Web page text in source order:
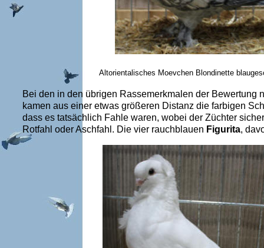
Altorientalisches Moevchen Blondinette
Bei den in den übrigen Rassemerkmalen der Bewertung
kamen aus einer etwas größeren Distanz die farbigen
dass es tatsächlich Fahle waren, wobei der Züchter
Rotfahl oder Aschfahl. Die vier rauchblauen Figurita,